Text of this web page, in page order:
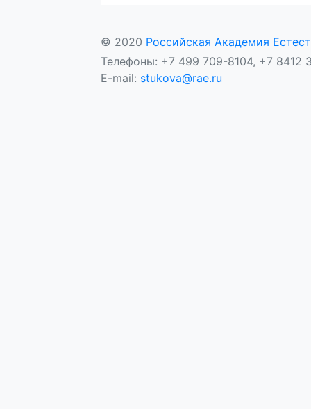
© 2020 Российская Академия
Телефоны: +7 499 709-8104, +7 8412
E-mail: stukova@rae.ru